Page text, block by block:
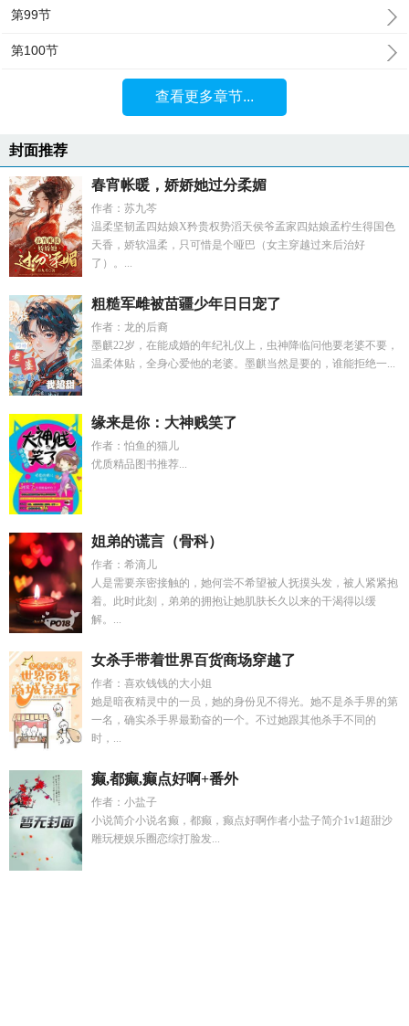
第99节
第100节
查看更多章节...
封面推荐
春宵帐暖，娇娇她过分柔媚
作者：苏九芩
温柔坚韧孟四姑娘X矜贵权势滔天侯爷孟家四姑娘孟柠生得国色
天香，娇软温柔，只可惜是个哑巴（女主穿越过来后治好
了）。...
粗糙军雌被苗疆少年日日宠了
作者：龙的后裔
墨麒22岁，在能成婚的年纪礼仪上，虫神降临问他要老婆不要，
温柔体贴，全身心爱他的老婆。墨麒当然是要的，谁能拒绝一...
缘来是你：大神贱笑了
作者：怕鱼的猫儿
优质精品图书推荐...
姐弟的谎言（骨科）
作者：希滴儿
人是需要亲密接触的，她何尝不希望被人抚摸头发，被人紧紧抱
着。此时此刻，弟弟的拥抱让她肌肤长久以来的干渴得以缓
解。...
女杀手带着世界百货商场穿越了
作者：喜欢钱钱的大小姐
她是暗夜精灵中的一员，她的身份见不得光。她不是杀手界的第
一名，确实杀手界最勤奋的一个。不过她跟其他杀手不同的
时，...
癫,都癫,癫点好啊+番外
作者：小盐子
小说简介小说名癫，都癫，癫点好啊作者小盐子简介1v1超甜沙
雕玩梗娱乐圈恋综打脸发...